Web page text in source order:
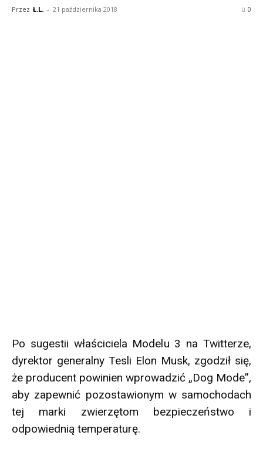
Przez Ł.L. - 21 października 2018 0
Po sugestii właściciela Modelu 3 na Twitterze,
dyrektor generalny Tesli Elon Musk, zgodził się,
że producent powinien wprowadzić „Dog Mode”,
aby zapewnić pozostawionym w samochodach
tej marki zwierzętom bezpieczeństwo i
odpowiednią temperaturę.